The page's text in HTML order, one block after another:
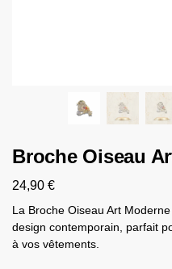
Broche Oiseau
24,90 €
La Broche Oiseau Art
design contemporain, parfait
à vos vêtements.